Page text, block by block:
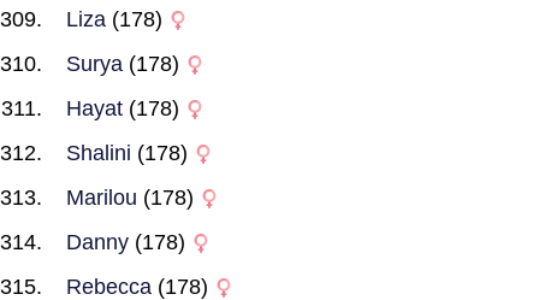
Liza (178)
Surya (178)
Hayat (178)
Shalini (178)
Marilou (178)
Danny (178)
Rebecca (178)